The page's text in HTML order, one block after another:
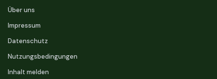
Über uns
Impressum
Datenschutz
Nutzungsbedingungen
Inhalt melden